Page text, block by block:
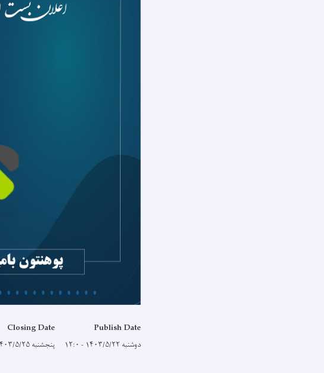
Publish Date
دوشنبه ۱۴۰۳/۵/۲۲ - ۱۲:۰
Closing Date
پنجشنبه ۱۴۰۳/۵/۲۵ - ۱۲:۰